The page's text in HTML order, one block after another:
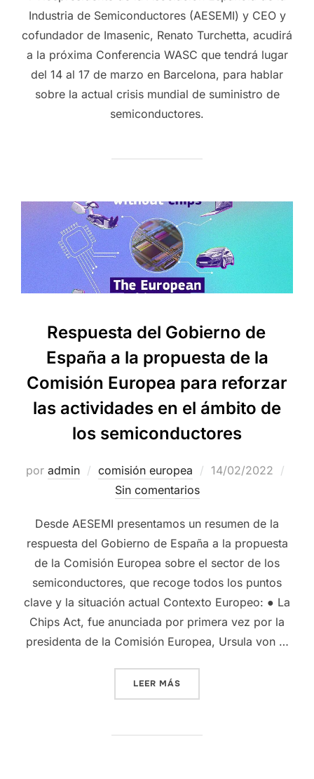
Industria de Semiconductores (AESEMI) y CEO y
cofundador de Imasenic, Renato Turchetta, acudirá
a la próxima Conferencia WASC que tendrá lugar
del 14 al 17 de marzo en Barcelona, para hablar
sobre la actual crisis mundial de suministro de
semiconductores.
Respuesta del Gobierno de
España a la propuesta de la
Comisión Europea para reforzar
las actividades en el ámbito de
los semiconductores
por admin comisión europea
14/02/2022
Sin comentarios
Desde AESEMI presentamos un resumen de la
respuesta del Gobierno de España a la propuesta
de la Comisión Europea sobre el sector de los
semiconductores, que recoge todos los puntos
clave y la situación actual Contexto Europeo: ● La
Chips Act, fue anunciada por primera vez por la
presidenta de la Comisión Europea, Ursula von …
LEER MÁS